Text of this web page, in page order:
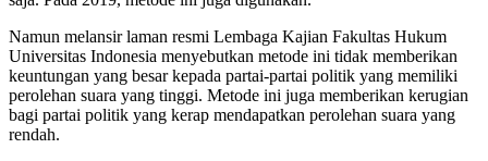
Namun melansir laman resmi Lembaga Kajian Fakultas Hukum
Universitas Indonesia menyebutkan metode ini tidak memberikan
keuntungan yang besar kepada partai-partai politik yang memiliki
perolehan suara yang tinggi. Metode ini juga memberikan kerugian
bagi partai politik yang kerap mendapatkan perolehan suara yang
rendah.